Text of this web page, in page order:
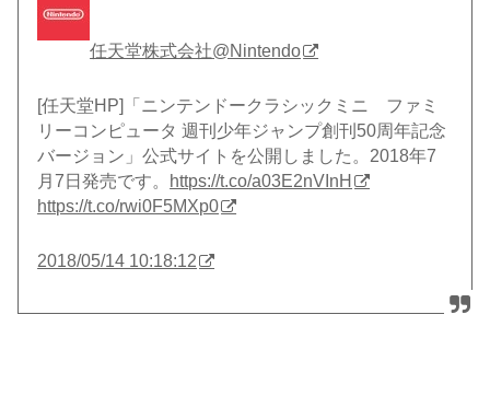
任天堂株式会社@Nintendo
[任天堂HP]「ニンテンドークラシックミニ ファミ
リーコンピュータ 週刊少年ジャンプ創刊50周年記念
バージョン」公式サイトを公開しました。2018年7
月7日発売です。
https://t.co/a03E2nVInH
https://t.co/rwi0F5MXp0
2018/05/14 10:18:12